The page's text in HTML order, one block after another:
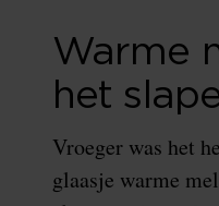
Warme
het
Vroeger was het
glaasje warme